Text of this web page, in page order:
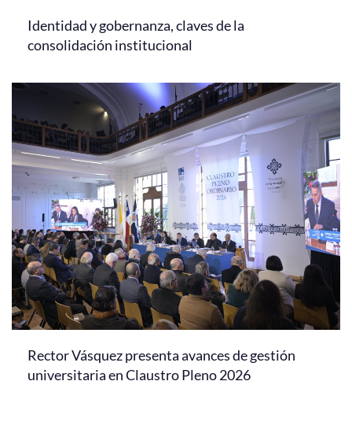
Identidad y gobernanza, claves de la
consolidación institucional
Rector Vásquez presenta avances de gestión
universitaria en Claustro Pleno 2026